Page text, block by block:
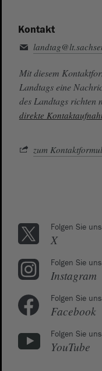
Kontakt
Mit diesem
Landtags eine
des Landtags richten
direkte
zum
Folgen Sie
X
Folgen Sie
Instagram
Folgen Sie
Facebook
Folgen Sie
YouTube